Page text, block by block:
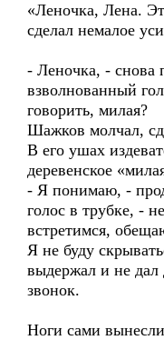
«Леночка, Лена.
сделал немалое
- Леночка, - снова
взволнованный
говорить, милая?
Шажков молчал,
В его ушах
деревенское
- Я понимаю, -
голос в трубке, -
встретимся,
Я не буду
выдержал и не дал
звонок.
Ноги сами